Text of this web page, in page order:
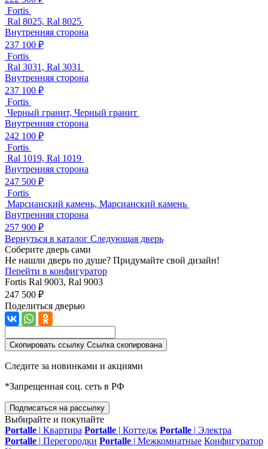
Fortis
Ral 8025, Ral 8025
Внутренняя сторона
237 100 ₽
Fortis
Ral 3031, Ral 3031
Внутренняя сторона
237 100 ₽
Fortis
Черный гранит, Черный гранит
Внутренняя сторона
242 100 ₽
Fortis
Ral 1019, Ral 1019
Внутренняя сторона
247 500 ₽
Fortis
Марсианский камень, Марсианский камень
Внутренняя сторона
257 900 ₽
Вернуться в каталог Следующая дверь
Соберите дверь сами
Не нашли дверь по душе? Придумайте свой дизайн!
Перейти в конфигуратор
Fortis Ral 9003, Ral 9003
247 500 ₽
Поделиться дверью
Скопировать ссылку Ссылка скопирована
Следите за новинками и акциями
*Запрещенная соц. сеть в РФ
Подписаться на рассылку
Выбирайте и покупайте
Portalle | Квартира Portalle | Коттедж Portalle | Электра
Portalle | Перегородки Portalle | Межкомнатные Конфигуратор